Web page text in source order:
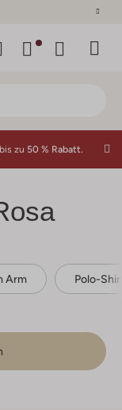
zu 50 % Rabatt.
Arm Polo-